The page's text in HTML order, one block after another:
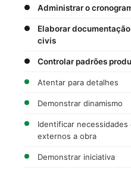
Administrar o
Elaborar
civis
Controlar padrões
Atentar para detalhes
Demonstrar dinamismo
Identificar
externos a obra
Demonstrar iniciativa